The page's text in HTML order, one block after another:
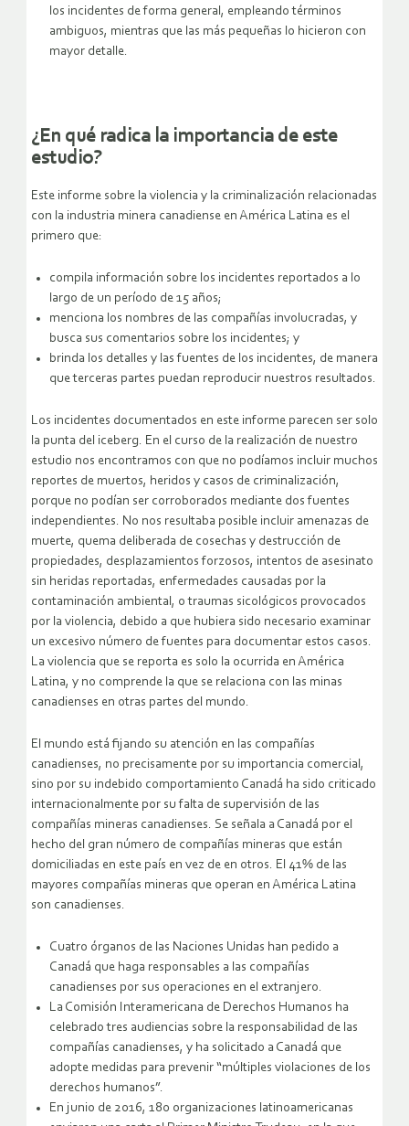
los incidentes de forma general, empleando términos
ambiguos, mientras que las más pequeñas lo hicieron con
mayor detalle.
¿En qué radica la importancia de este
estudio?
Este informe sobre la violencia y la criminalización relacionadas
con la industria minera canadiense en América Latina es el
primero que:
compila información sobre los incidentes reportados a lo
largo de un período de 15 años;
menciona los nombres de las compañías involucradas, y
busca sus comentarios sobre los incidentes; y
brinda los detalles y las fuentes de los incidentes, de manera
que terceras partes puedan reproducir nuestros resultados.
Los incidentes documentados en este informe parecen ser solo
la punta del iceberg. En el curso de la realización de nuestro
estudio nos encontramos con que no podíamos incluir muchos
reportes de muertos, heridos y casos de criminalización,
porque no podían ser corroborados mediante dos fuentes
independientes. No nos resultaba posible incluir amenazas de
muerte, quema deliberada de cosechas y destrucción de
propiedades, desplazamientos forzosos, intentos de asesinato
sin heridas reportadas, enfermedades causadas por la
contaminación ambiental, o traumas sicológicos provocados
por la violencia, debido a que hubiera sido necesario examinar
un excesivo número de fuentes para documentar estos casos.
La violencia que se reporta es solo la ocurrida en América
Latina, y no comprende la que se relaciona con las minas
canadienses en otras partes del mundo.
El mundo está fijando su atención en las compañías
canadienses, no precisamente por su importancia comercial,
sino por su indebido comportamiento Canadá ha sido criticado
internacionalmente por su falta de supervisión de las
compañías mineras canadienses. Se señala a Canadá por el
hecho del gran número de compañías mineras que están
domiciliadas en este país en vez de en otros. El 41% de las
mayores compañías mineras que operan en América Latina
son canadienses.
Cuatro órganos de las Naciones Unidas han pedido a
Canadá que haga responsables a las compañías
canadienses por sus operaciones en el extranjero.
La Comisión Interamericana de Derechos Humanos ha
celebrado tres audiencias sobre la responsabilidad de las
compañías canadienses, y ha solicitado a Canadá que
adopte medidas para prevenir “múltiples violaciones de los
derechos humanos”.
En junio de 2016, 180 organizaciones latinoamericanas